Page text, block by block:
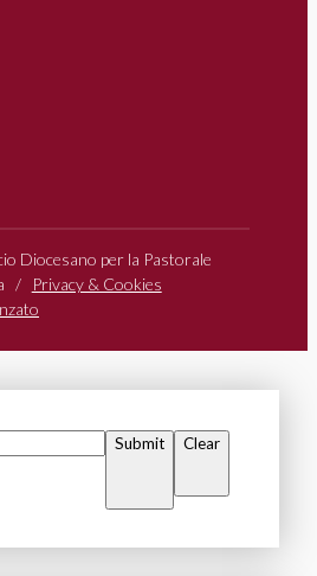
Diocesano per la Pastorale
/
Privacy & Cookies
Submit Clear